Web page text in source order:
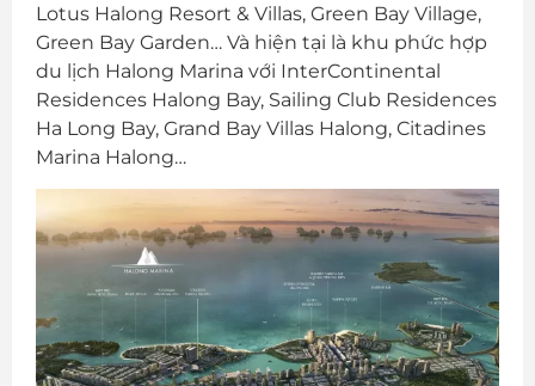
Lotus Halong Resort & Villas, Green Bay Village,
Green Bay Garden… Và hiện tại là khu phức hợp
du lịch Halong Marina với InterContinental
Residences Halong Bay, Sailing Club Residences
Ha Long Bay, Grand Bay Villas Halong, Citadines
Marina Halong…